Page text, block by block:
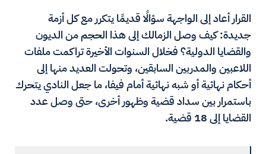
القرار أعاد إلى الواجهة سؤالًا قديمًا يتكرر مع كل أزمة
جديدة: كيف وصل الزمالك إلى هذا الحجم من الديون
والقضايا الدولية؟ فخلال السنوات الأخيرة تراكمت ملفات
اللاعبين والمدربين السابقين، وتحولت العديد منها إلى
أحكام نهائية أو شبه نهائية أمام فيفا، ما جعل النادي يتحرك
باستمرار بين سداد قضية وظهور أخرى، حتى وصل عدد
القضايا إلى 18 قضية.